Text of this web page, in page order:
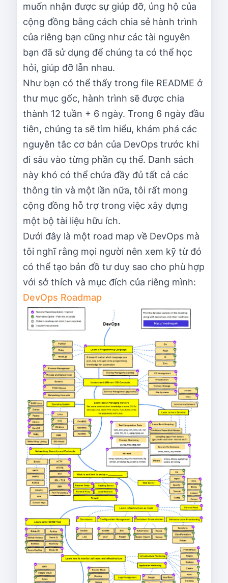
muốn nhận được sự giúp đỡ, ủng hộ của
cộng đồng bằng cách chia sẻ hành trình
của riêng bạn cũng như các tài nguyên
bạn đã sử dụng để chúng ta có thể học
hỏi, giúp đỡ lẫn nhau.
Như bạn có thể thấy trong file README ở
thư mục gốc, hành trình sẽ được chia
thành 12 tuần + 6 ngày. Trong 6 ngày đầu
tiên, chúng ta sẽ tìm hiểu, khám phá các
nguyên tắc cơ bản của DevOps trước khi
đi sâu vào từng phần cụ thể. Danh sách
này khó có thể chứa đầy đủ tất cả các
thông tin và một lần nữa, tôi rất mong
cộng đồng hỗ trợ trong việc xây dựng
một bộ tài liệu hữu ích.
Dưới đây là một road map về DevOps mà
tôi nghĩ rằng mọi người nên xem kỹ từ đó
có thể tạo bản đồ tư duy sao cho phù hợp
với sở thích và mục đích của riêng mình:
DevOps Roadmap